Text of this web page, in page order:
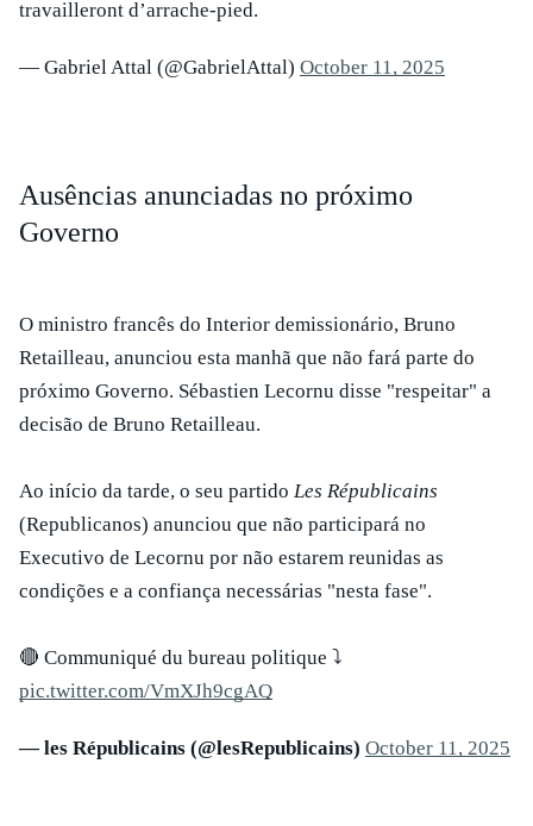
travailleront d’arrache-pied.
— Gabriel Attal (@GabrielAttal) October 11, 2025
Ausências anunciadas no próximo
Governo
O ministro francês do Interior demissionário, Bruno
Retailleau, anunciou esta manhã que não fará parte do
próximo Governo. Sébastien Lecornu disse "respeitar" a
decisão de Bruno Retailleau.
Ao início da tarde, o seu partido Les Républicains
(Republicanos) anunciou que não participará no
Executivo de Lecornu por não estarem reunidas as
condições e a confiança necessárias "nesta fase".
🔴 Communiqué du bureau politique ⤵️
pic.twitter.com/VmXJh9cgAQ
— les Républicains (@lesRepublicains) October 11, 2025